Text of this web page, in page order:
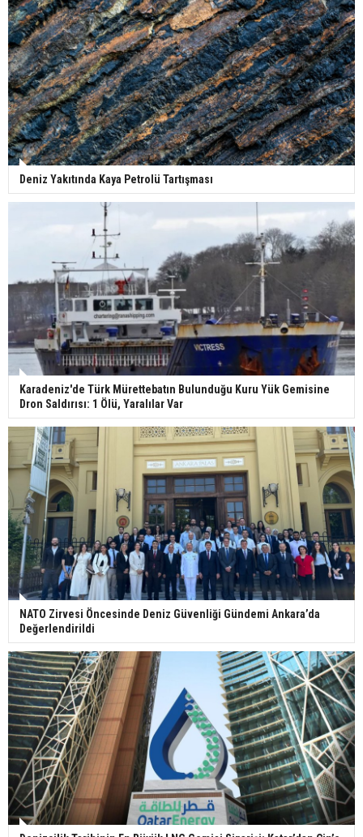
Deniz Yakıtında Kaya Petrolü Tartışması
Karadeniz'de Türk Mürettebatın Bulunduğu Kuru Yük Gemisine
Dron Saldırısı: 1 Ölü, Yaralılar Var
NATO Zirvesi Öncesinde Deniz Güvenliği Gündemi Ankara’da
Değerlendirildi